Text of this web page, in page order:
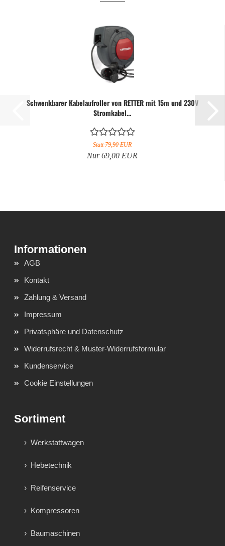
Schwenkbarer Kabelaufroller von RETTER mit 15m und 230V
Stromkabel...
Statt 79,90 EUR
Nur 69,00 EUR
AGB
Kontakt
Zahlung & Versand
Impressum
Privatsphäre und Datenschutz
Widerrufsrecht & Muster-Widerrufsformular
Kundenservice
Cookie Einstellungen
Sortiment
Werkstattwagen
Hebetechnik
Reifenservice
Kompressoren
Baumaschinen